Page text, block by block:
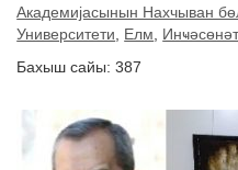
Академијасынын Нахчыван
Университети
Елм
Бахыш сайы: 387